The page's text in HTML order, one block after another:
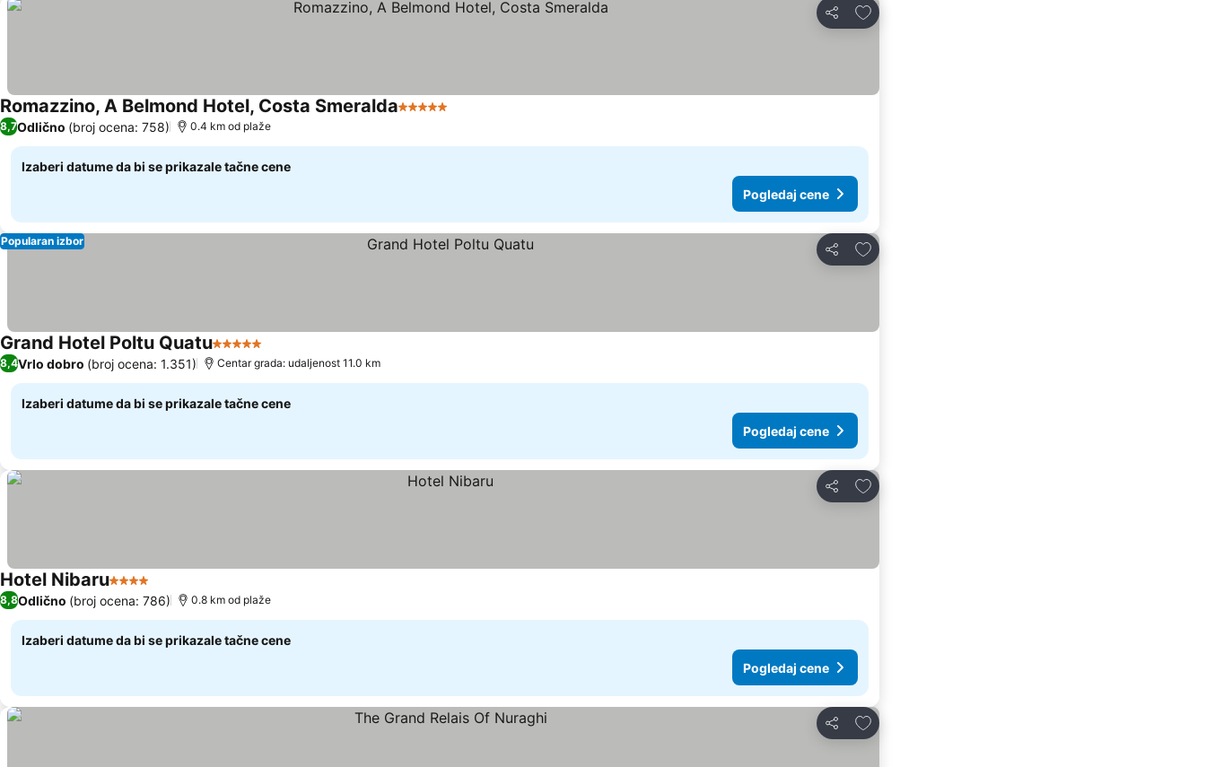
Deli
Dodati u favorite
Romazzino, A Belmond Hotel, Costa Smeralda5 Zvezdice
8,7Odlično (broj ocena: 758) 0.4 km od plaže
Izaberi datume da bi se prikazale tačne cene
Pogledaj cene
Deli
Dodati u favorite
Popularan izbor
Grand Hotel Poltu Quatu5 Zvezdice
8,4Vrlo dobro (broj ocena: 1.351) Centar grada: udaljenost 11.0 km
Izaberi datume da bi se prikazale tačne cene
Pogledaj cene
Deli
Dodati u favorite
Hotel Nibaru4 Zvezdice
8,8Odlično (broj ocena: 786) 0.8 km od plaže
Izaberi datume da bi se prikazale tačne cene
Pogledaj cene
Deli
Dodati u favorite